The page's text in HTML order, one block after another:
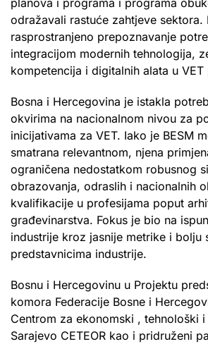
odražavali rastuće zahtjeve sektora.
rasprostranjeno prepoznavanje
integracijom modernih tehnologija,
kompetencija i digitalnih alata u VET
Bosna i Hercegovina je istakla
okvirima na nacionalnom nivou za
inicijativama za VET. Iako je BESM
smatrana relevantnom, njena
ograničena nedostatkom robusnog
obrazovanja, odraslih i nacionalnih
kvalifikacije u profesijama poput
građevinarstva. Fokus je bio na
industrije kroz jasnije metrike i bolju
predstavnicima industrije.
Bosnu i Hercegovinu u Projektu
komora Federacije Bosne i
Centrom za ekonomski , tehnološki
Sarajevo CETEOR kao i pridruženi